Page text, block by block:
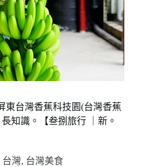
東台灣香蕉科技園(台灣香蕉
知識。【叁捌旅行 ｜新。
台灣, 台灣美食